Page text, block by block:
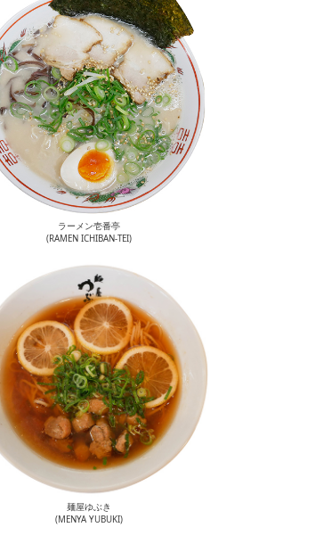
ラーメン壱番亭
(RAMEN ICHIBAN-TEI)
麺屋ゆぶき
(MENYA YUBUKI)